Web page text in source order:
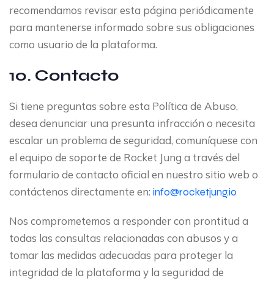
recomendamos revisar esta página periódicamente
para mantenerse informado sobre sus obligaciones
como usuario de la plataforma.
10. Contacto
Si tiene preguntas sobre esta Política de Abuso,
desea denunciar una presunta infracción o necesita
escalar un problema de seguridad, comuníquese con
el equipo de soporte de Rocket Jung a través del
formulario de contacto oficial en nuestro sitio web o
contáctenos directamente en: info@rocketjung.io
Nos comprometemos a responder con prontitud a
todas las consultas relacionadas con abusos y a
tomar las medidas adecuadas para proteger la
integridad de la plataforma y la seguridad de